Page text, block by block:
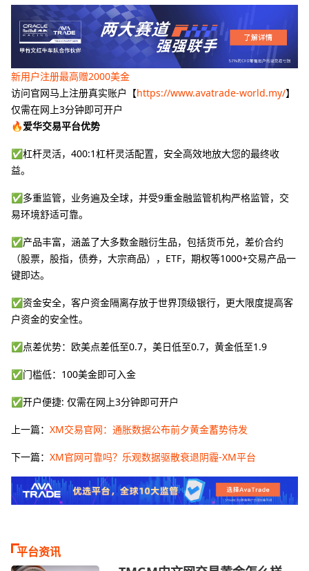
新用户注册最高赠2000美金
访问官网马上注册真实账户【https://www.avatrade-world.my/】
仅需在网上3分钟即可开户
🔥爱华交易平台优势
✅杠杆灵活，400:1杠杆灵活配置，安全高效地放大您的最终收
益。
✅多重监管，业务遍及全球，并受9重金融监管机构严格监管，交
易环境舒适可靠。
✅产品丰富，涵盖了大多数金融衍生品，包括货币兑，差价合约
（股票，股指，债券，大宗商品），ETF，期权等1000+交易产品一
键即达。
✅资金安全，客户资金隔离存放于世界顶级银行，更大限度提高客
户资金的安全性。
✅点差优势：欧美点差低至0.7，美日低至0.7，黄金低至1.9
✅门槛低：100美金即可入金
✅开户便捷: 仅需在网上3分钟即可开户
上一篇： XM交易官网：通胀数据公布前夕黄金蓄势待发
下一篇： XM官网可靠吗？乐观数据驱散衰退阴霾-XM平台
平台资讯